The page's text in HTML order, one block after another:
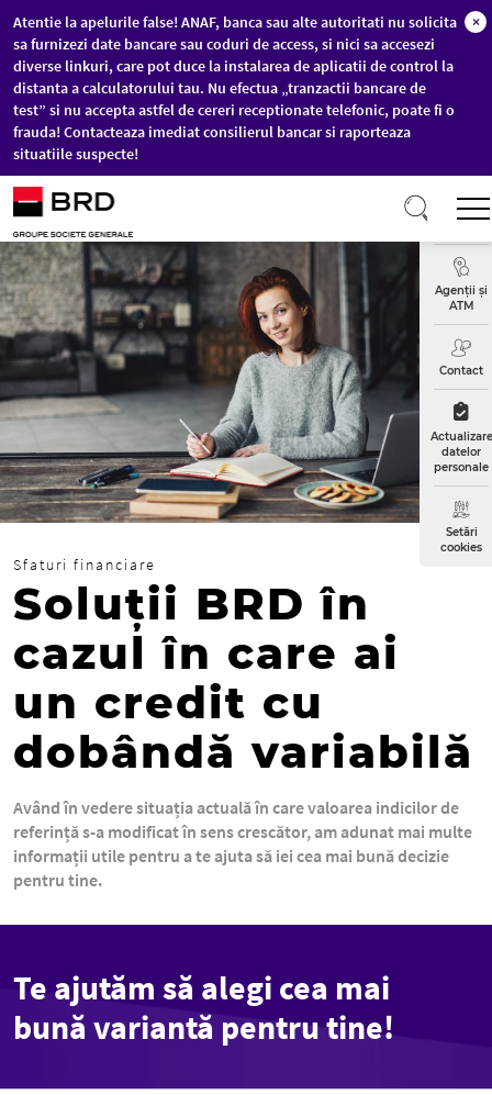
Sari la conținutul principal
Atentie la apelurile false! ANAF, banca sau alte autoritati nu solicita
sa furnizezi date bancare sau coduri de access, si nici sa accesezi
diverse linkuri, care pot duce la instalarea de aplicatii de control la
distanta a calculatorului tau. Nu efectua „tranzactii bancare de
test” si nu accepta astfel de cereri receptionate telefonic, poate fi o
frauda! Contacteaza imediat consilierul bancar si raporteaza
situatiile suspecte!
×
Curs
Agenții și
ATM
Contact
datelor
personale
Setări
cookies
Sfaturi financiare
Soluții BRD în
cazul în care ai
un credit cu
dobândă variabilă
Având în vedere situația actuală în care valoarea indicilor de
referință s-a modificat în sens crescător, am adunat mai multe
informații utile pentru a te ajuta să iei cea mai bună decizie
pentru tine.
Te ajutăm să alegi cea mai
bună variantă pentru tine!